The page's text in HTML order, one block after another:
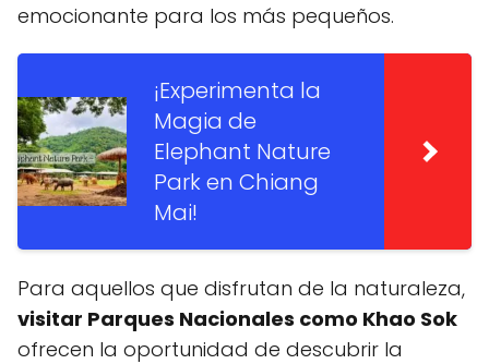
emocionante para los más pequeños.
¡Experimenta la
Magia de
Elephant Nature
Park en Chiang
Mai!
Para aquellos que disfrutan de la naturaleza,
visitar Parques Nacionales como Khao Sok
ofrecen la oportunidad de descubrir la